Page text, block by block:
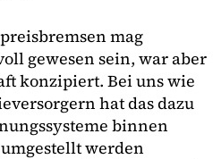
mag
gewesen sein, war aber
konzipiert. Bei uns wie
hat das dazu
binnen
werden